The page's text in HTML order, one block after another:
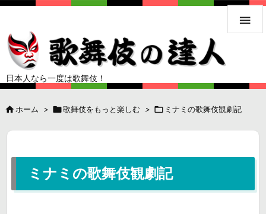
日本人なら一度は歌舞伎！

 ホーム > 歌舞伎をもっと楽しむ >  ミナミの歌舞伎観劇記
ミナミの歌舞伎観劇記